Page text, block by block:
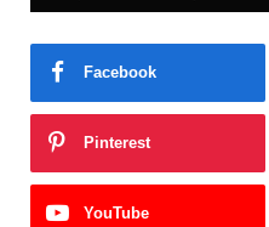
Facebook
Pinterest
YouTube